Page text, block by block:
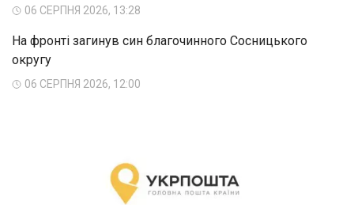
06 СЕРПНЯ 2026, 13:28
На фронті загинув син благочинного Сосницького
округу
06 СЕРПНЯ 2026, 12:00